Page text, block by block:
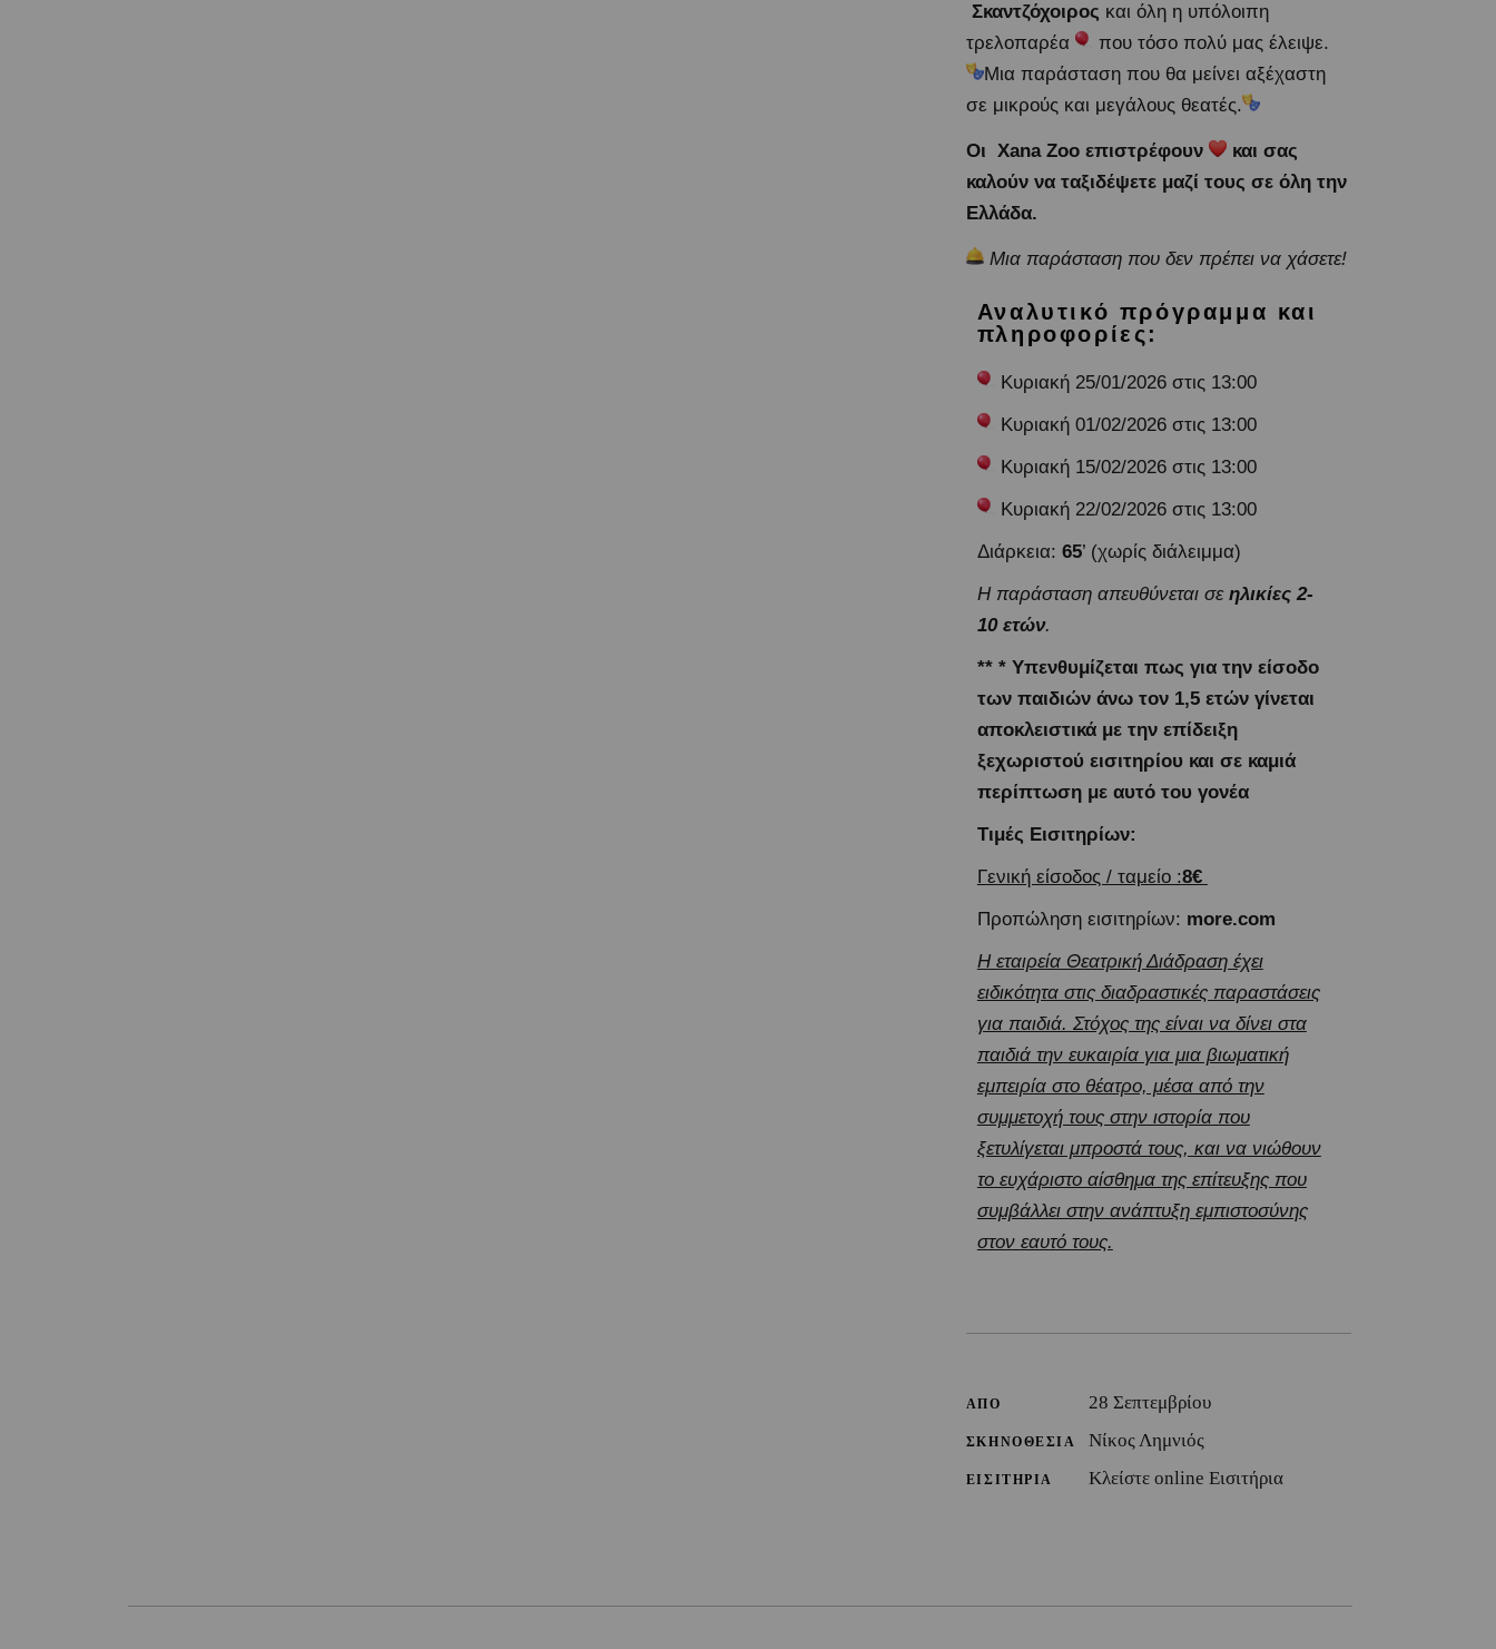
Σκαντζόχοιρος και όλη η υπόλοιπη
τρελοπαρέα
που τόσο πολύ μας έλειψε.
Μια παράσταση που θα μείνει αξέχαστη
σε μικρούς και μεγάλους θεατές.
Οι Xana Zoo επιστρέφουν
και σας
καλούν να ταξιδέψετε μαζί τους σε όλη την
Ελλάδα.
Μια παράσταση που δεν πρέπει να χάσετε!
Αναλυτικό πρόγραμμα και
πληροφορίες:
Κυριακή 25/01/2026 στις 13:00
Κυριακή 01/02/2026 στις 13:00
Κυριακή 15/02/2026 στις 13:00
Κυριακή 22/02/2026 στις 13:00
Διάρκεια: 65’ (χωρίς διάλειμμα)
Η παράσταση απευθύνεται σε ηλικίες 2-
10 ετών.
** * Υπενθυμίζεται πως για την είσοδο
των παιδιών άνω τον 1,5 ετών γίνεται
αποκλειστικά με την επίδειξη
ξεχωριστού εισιτηρίου και σε καμιά
περίπτωση με αυτό του γονέα
Τιμές Εισιτηρίων:
Γενική είσοδος / ταμείο :8€
Προπώληση εισιτηρίων: more.com
Η εταιρεία Θεατρική Διάδραση έχει
ειδικότητα στις διαδραστικές παραστάσεις
για παιδιά. Στόχος της είναι να δίνει στα
παιδιά την ευκαιρία για μια βιωματική
εμπειρία στο θέατρο, μέσα από την
συμμετοχή τους στην ιστορία που
ξετυλίγεται μπροστά τους, και να νιώθουν
το ευχάριστο αίσθημα της επίτευξης που
συμβάλλει στην ανάπτυξη εμπιστοσύνης
στον εαυτό τους.
ΑΠΟ 28 Σεπτεμβρίου
ΣΚΗΝΟΘΕΣΙΑ Νίκος Λημνιός
ΕΙΣΙΤΗΡΙΑ Κλείστε online Εισιτήρια